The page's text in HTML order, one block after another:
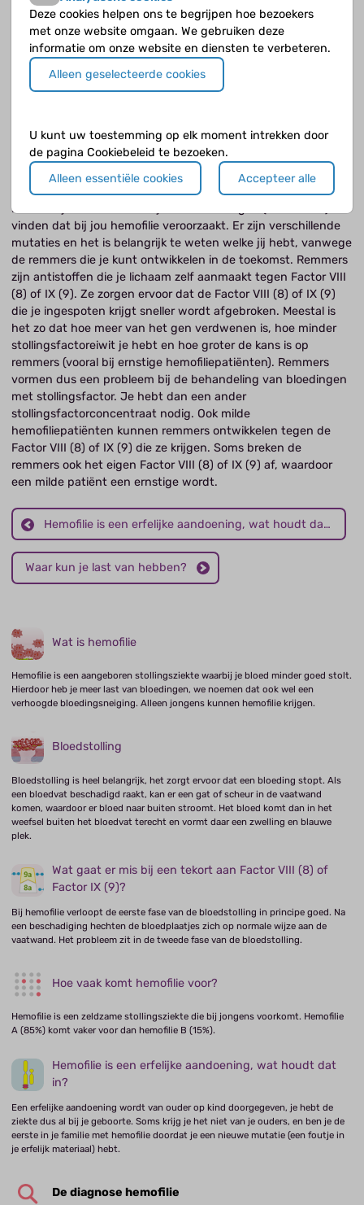
Factor IX (9)kan ook na de geboorte worden bepaald, maar
pas na drie maanden is het hoogste punt bereikt. Afhankelijk
van de hoogte van Factor IX (9) bij familieleden die ook
hemofilie B hebben, kan er een diagnose voor de pasgeborene
worden gesteld. Bij milde vormen van hemofilie B is dit
moeilijk of nog niet mogelijk. Als het kind bloedingen heeft én
hemofilie B, maar na drie maanden kun je pas zeker weten of
de waarde normaal is of verlaagd.
5.2 Genetisch onderzoek
Met erfelijk onderzoek kun je het defecte gen (de mutatie)
vinden dat bij jou hemofilie veroorzaakt. Er zijn verschillende
mutaties en het is belangrijk te weten welke jij hebt, vanwege
de remmers die je kunt ontwikkelen in de toekomst. Remmers
zijn antistoffen die je lichaam zelf aanmaakt tegen Factor VIII
(8) of IX (9). Ze zorgen ervoor dat de Factor VIII (8) of IX (9)
die je ingespoten krijgt sneller wordt afgebroken. Meestal is
het zo dat hoe meer van het gen verdwenen is, hoe minder
stollingsfactoreiwit je hebt en hoe groter de kans is op
remmers (vooral bij ernstige hemofiliepatiënten). Remmers
vormen dus een probleem bij de behandeling van bloedingen
met stollingsfactor. Je hebt dan een ander
stollingsfactorconcentraat nodig. Ook milde
hemofiliepatiënten kunnen remmers ontwikkelen tegen de
Factor VIII (8) of IX (9) die ze krijgen. Soms breken de
remmers ook het eigen Factor VIII (8) of IX (9) af, waardoor
een milde patiënt een ernstige wordt.
Hemofilie is een erfelijke aandoening, wat houdt dat in?
Waar kun je last van hebben?
Wat is hemofilie
Hemofilie is een aangeboren stollingsziekte waarbij je bloed minder goed stolt.
Hierdoor heb je meer last van bloedingen, we noemen dat ook wel een
verhoogde bloedingsneiging. Alleen jongens kunnen hemofilie krijgen.
Bloedstolling
Bloedstolling is heel belangrijk, het zorgt ervoor dat een bloeding stopt. Als
een bloedvat beschadigd raakt, kan er een gat of scheur in de vaatwand
komen, waardoor er bloed naar buiten stroomt. Het bloed komt dan in het
weefsel buiten het bloedvat terecht en vormt daar een zwelling en blauwe
plek.
Wat gaat er mis bij een tekort aan Factor VIII (8) of
Factor IX (9)?
Bij hemofilie verloopt de eerste fase van de bloedstolling in principe goed. Na
een beschadiging hechten de bloedplaatjes zich op normale wijze aan de
vaatwand. Het probleem zit in de tweede fase van de bloedstolling.
Hoe vaak komt hemofilie voor?
Hemofilie is een zeldzame stollingsziekte die bij jongens voorkomt. Hemofilie
A (85%) komt vaker voor dan hemofilie B (15%).
Hemofilie is een erfelijke aandoening, wat houdt dat
in?
Een erfelijke aandoening wordt van ouder op kind doorgegeven, je hebt de
ziekte dus al bij je geboorte. Soms krijg je het niet van je ouders, en ben je de
eerste in je familie met hemofilie doordat je een nieuwe mutatie (een foutje in
je erfelijk materiaal) hebt.
De diagnose hemofilie
Deze cookies helpen ons te begrijpen hoe bezoekers
met onze website omgaan. We gebruiken deze
informatie om onze website en diensten te verbeteren.
Alleen geselecteerde cookies
U kunt uw toestemming op elk moment intrekken door
de pagina Cookiebeleid te bezoeken.
Alleen essentiële cookies
Accepteer alle